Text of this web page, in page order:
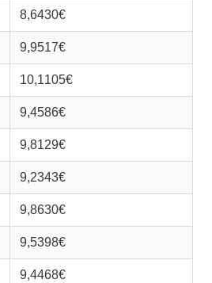
8,6430€
9,9517€
10,1105€
9,4586€
9,8129€
9,2343€
9,8630€
9,5398€
9,4468€